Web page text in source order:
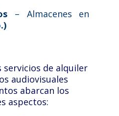
– Almacenes en
servicios de alquiler
audiovisuales
abarcan los
aspectos: